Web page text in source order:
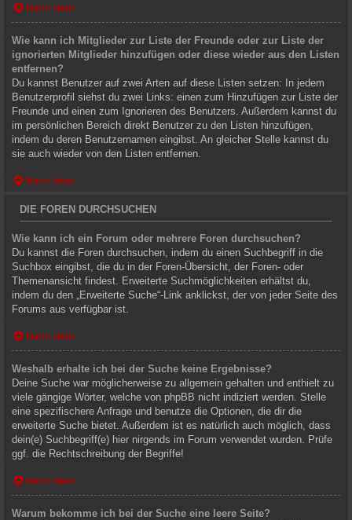
Nach oben
Wie kann ich Mitglieder zur Liste der Freunde oder zur Liste der
ignorierten Mitglieder hinzufügen oder diese wieder aus den Listen
entfernen?
Du kannst Benutzer auf zwei Arten auf diese Listen setzen: In jedem
Benutzerprofil siehst du zwei Links: einen zum Hinzufügen zur Liste der
Freunde und einen zum Ignorieren des Benutzers. Außerdem kannst du
im persönlichen Bereich direkt Benutzer zu den Listen hinzufügen,
indem du deren Benutzernamen eingibst. An gleicher Stelle kannst du
sie auch wieder von den Listen entfernen.
Nach oben
DIE FOREN DURCHSUCHEN
Wie kann ich ein Forum oder mehrere Foren durchsuchen?
Du kannst die Foren durchsuchen, indem du einen Suchbegriff in die
Suchbox eingibst, die du in der Foren-Übersicht, der Foren- oder
Themenansicht findest. Erweiterte Suchmöglichkeiten erhältst du,
indem du den „Erweiterte Suche“-Link anklickst, der von jeder Seite des
Forums aus verfügbar ist.
Nach oben
Weshalb erhalte ich bei der Suche keine Ergebnisse?
Deine Suche war möglicherweise zu allgemein gehalten und enthielt zu
viele gängige Wörter, welche von phpBB nicht indiziert werden. Stelle
eine spezifischere Anfrage und benutze die Optionen, die dir die
erweiterte Suche bietet. Außerdem ist es natürlich auch möglich, dass
dein(e) Suchbegriff(e) hier nirgends im Forum verwendet wurden. Prüfe
ggf. die Rechtschreibung der Begriffe!
Nach oben
Warum bekomme ich bei der Suche eine leere Seite?